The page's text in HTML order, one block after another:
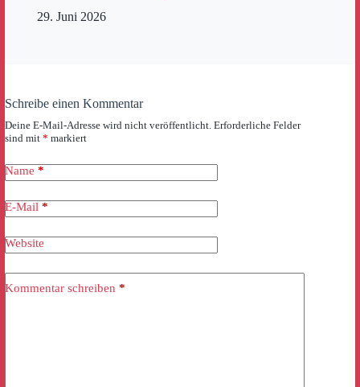
29. Juni 2026
Schreibe einen Kommentar
Deine E-Mail-Adresse wird nicht veröffentlicht. Erforderliche Felder
sind mit * markiert
Name *
E-Mail *
Website
Kommentar schreiben *